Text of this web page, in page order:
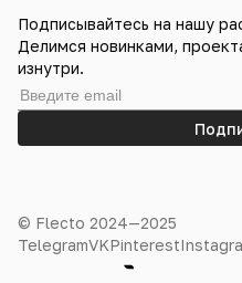
Подписывайтесь на нашу
Делимся новинками,
изнутри.
© Flecto 2024—2025
TelegramVKPinterest